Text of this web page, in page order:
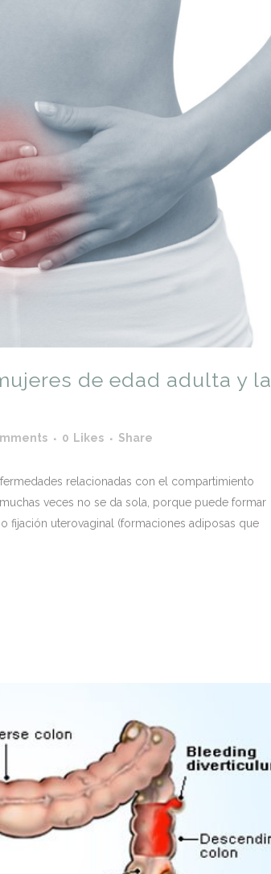
de edad adulta y la
0 Likes Share
relacionadas con el compartimiento
veces no se da sola, porque puede formar
fijación uterovaginal (formaciones adiposas que